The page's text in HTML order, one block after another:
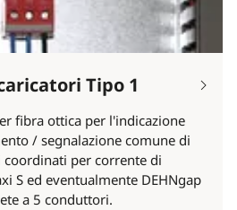
Tipo 1
fibra ottica per l'indicazione
/ segnalazione comune di
per corrente di
S ed eventualmente DEHNgap
a 5 conduttori.